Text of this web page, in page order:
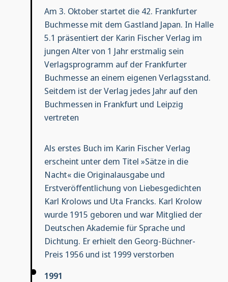
Am 3. Oktober startet die 42. Frankfurter
Buchmesse mit dem Gastland Japan. In Halle
5.1 präsentiert der Karin Fischer Verlag im
jungen Alter von 1 Jahr erstmalig sein
Verlagsprogramm auf der Frankfurter
Buchmesse an einem eigenen Verlagsstand.
Seitdem ist der Verlag jedes Jahr auf den
Buchmessen in Frankfurt und Leipzig
vertreten
Als erstes Buch im Karin Fischer Verlag
erscheint unter dem Titel »Sätze in die
Nacht« die Originalausgabe und
Erstveröffentlichung von Liebesgedichten
Karl Krolows und Uta Francks. Karl Krolow
wurde 1915 geboren und war Mitglied der
Deutschen Akademie für Sprache und
Dichtung. Er erhielt den Georg-Büchner-
Preis 1956 und ist 1999 verstorben
1991